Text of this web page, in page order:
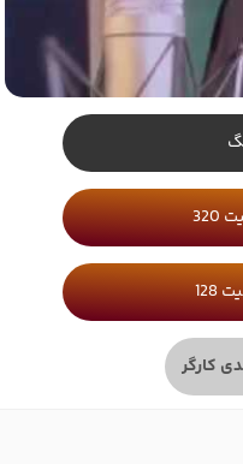
کارگر